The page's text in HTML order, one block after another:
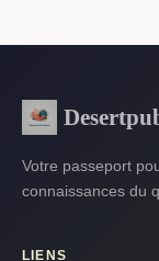
Votre passeport
connaissances du
LIENS